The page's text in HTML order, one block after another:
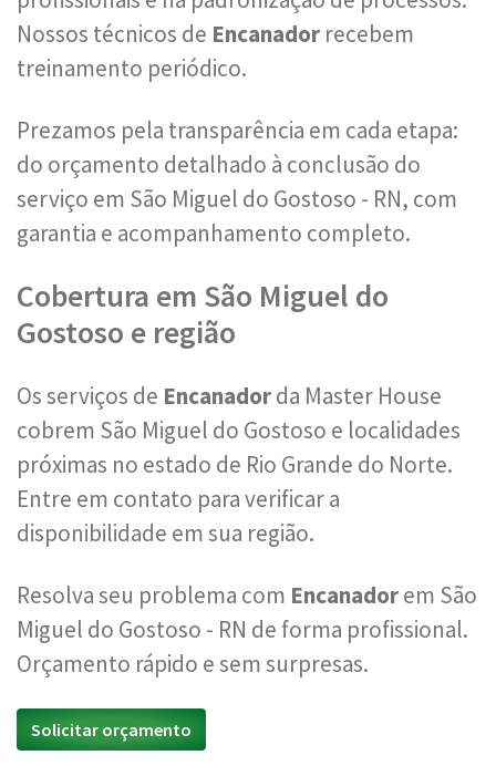
Nossos técnicos de Encanador recebem
treinamento periódico.
Prezamos pela transparência em cada etapa:
do orçamento detalhado à conclusão do
serviço em São Miguel do Gostoso - RN, com
garantia e acompanhamento completo.
Cobertura em São Miguel do
Gostoso e região
Os serviços de Encanadorda Master House
cobrem São Miguel do Gostoso e localidades
próximas no estado de Rio Grande do Norte.
Entre em contato para verificar a
disponibilidade em sua região.
Resolva seu problema com Encanadorem São
Miguel do Gostoso - RN de forma profissional.
Orçamento rápido e sem surpresas.
Solicitar orçamento